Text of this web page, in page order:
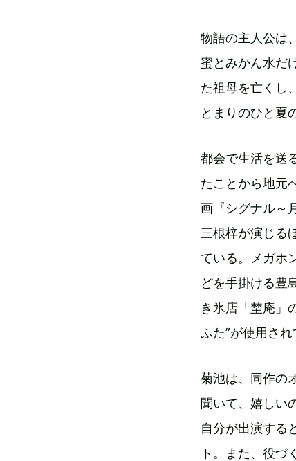
物語の主人公は
蜜とみかん水だ
た祖母を亡くし
とまりのひと夏
都会で生活を送
たことから地元
画『シグナル～
三根梓が演じる
ている。メガホ
どを手掛ける豊
き氷店「埜庵」
ふた”が使用され
菊池は、同作の
聞いて、嬉しい
自分が出演する
ト。また、役づ